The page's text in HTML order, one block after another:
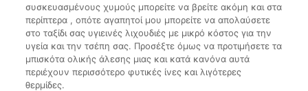
συσκευασμένους χυμούς μπορείτε να βρείτε ακόμη και στα
περίπτερα , οπότε αγαπητοί μου μπορείτε να απολαύσετε
στο ταξίδι σας υγιεινές λιχουδιές με μικρό κόστος για την
υγεία και την τσέπη σας. Προσέξτε όμως να προτιμήσετε τα
μπισκότα ολικής άλεσης μιας και κατά κανόνα αυτά
περιέχουν περισσότερο φυτικές ίνες και λιγότερες
θερμίδες.